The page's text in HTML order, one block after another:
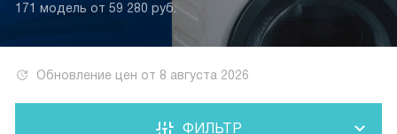
171 модель от 59 280 руб.
Обновление цен от 8 августа 2026
ФИЛЬТР